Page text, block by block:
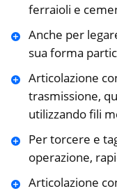
ferraioli e
Anche per
sua forma
Articolazione
trasmissione,
utilizzando fili
Per torcere e
operazione,
Articolazione